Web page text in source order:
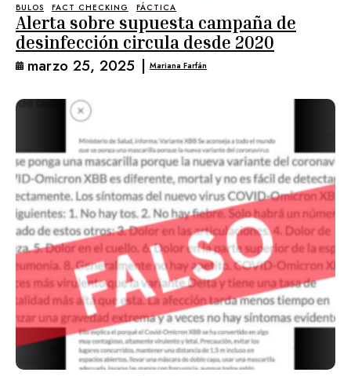
BULOS FACT CHECKING FÁCTICA
Alerta sobre supuesta campaña de
desinfección circula desde 2020
marzo 25, 2025 | Mariana Farfán